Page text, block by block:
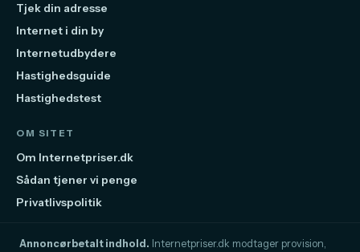
Tjek din adresse
Internet i din by
Internetudbydere
Hastighedsguide
Hastighedstest
OM SITET
Om Internetpriser.dk
Sådan tjener vi penge
Privatlivspolitik
Annoncørbetalt indhold. Internetpriser.dk modtager provision,